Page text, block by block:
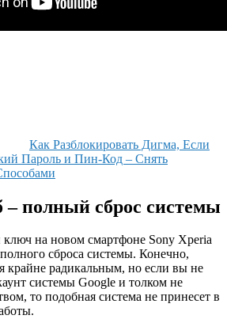
Как Разблокировать Дигма, Если
Пароль и Пин-Код – Снять
– полный сброс системы
на новом смартфоне Sony Xperia
сброса системы. Конечно,
крайне радикальным, но если вы не
системы Google и толком не
то подобная система не принесет в